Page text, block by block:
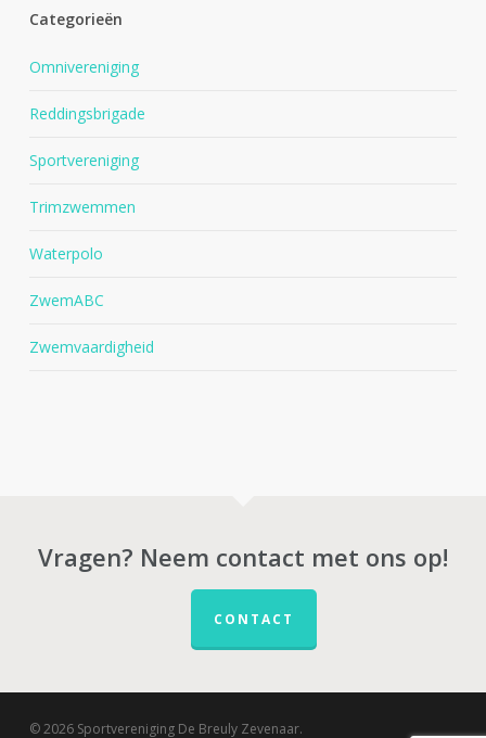
Categorieën
Omnivereniging
Reddingsbrigade
Sportvereniging
Trimzwemmen
Waterpolo
ZwemABC
Zwemvaardigheid
Vragen? Neem contact met ons op!
CONTACT
© 2026 Sportvereniging De Breuly Zevenaar.